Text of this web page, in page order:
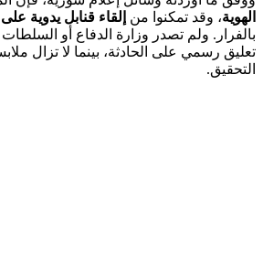
الهوية، وقد تمكنوا من إلقاء قنابل يدوية
بالفرار. ولم تصدر وزارة الدفاع أو
تعليق رسمي على الحادثة، بينما لا تزال
التحقيق.